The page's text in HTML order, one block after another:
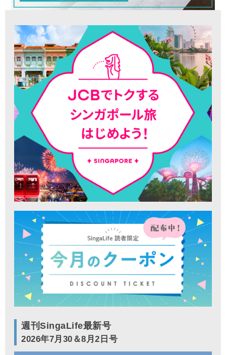
週刊SingaLife最新号
2026年7月30＆8月2日号